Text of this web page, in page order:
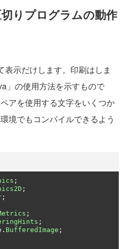
りプログラムの動作
示だけします。印刷はしま
」の使用方法を示すもので
アを使用する文字をいくつか
境でもコンパイルできるよう
;
;
;
;
;
. BufferedImage ;